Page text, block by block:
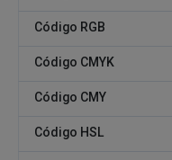
Código RGB
Código CMYK
Código CMY
Código HSL